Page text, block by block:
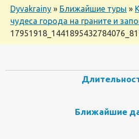
Dyvakrainy » Ближайшие туры »
чудеса города на граните и
Ближайшие